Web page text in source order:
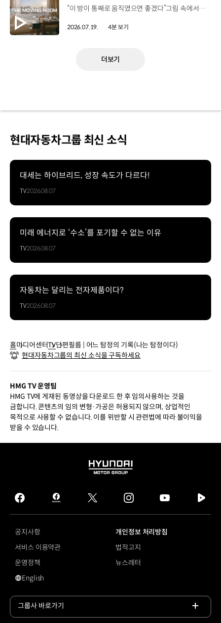
“이 방이 통째로 움직였으면 좋겠다”그림 속에서만 그리던 여행이 현실이 되기까지 기아 PV5 WAV는 필요한 의료 장비를 싣고가족과 한 공간에서 함께 떠날 수 있도록이동의 경험을 다시 설계했습니다. 같은 풍경을 보고, 같은 순간을 나누는 일현대자동차그룹은 모두를 위한 이동을 만들어갑니다. #현대자동차그룹 #TheMovingRoom #PV5 #기아 #목적기반모빌리티 #PV5WAV #PBV
2026.07.19. 4분 보기
더보기
현대자동차그룹 최신 소식
대세는 하이브리드, 성장 속도가 다르다!
TV2026.08.07
미래 에너지로 ‘수소’를 포기할 수 없는 이유
TV2026.08.07
자동차는 달리는 전자제품이다?
TV2026.08.07
홈미디어센터TV
단편필름 | 어느 탐정의 기록(나는 탐정이다)
현대자동차그룹의 최신 소식을 구독하세요
HMG TV 운영팀
HMG TV에 게재된 동영상을 다운로드 한 후 임의사용하는 것을
금합니다. 콘텐츠의 임의 변형·가공은 허용되지 않으며, 상업적인
목적으로 사용할 수 없습니다. 이를 위반할 시 관련법에 따라 불이익을
받을 수 있습니다.
HYUNDAI
GROUP
facebook
hmg
journal
twitter instagram
tv
공지사항
개인정보 처리방침
서비스 이용약관
법적고지
운영정책
뉴스레터
영문 사이트로 이동
English
그룹사 바로가기